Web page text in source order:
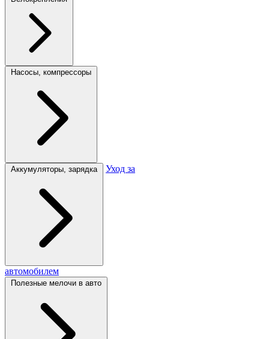
Насосы, компрессоры
Аккумуляторы, зарядка Уход за
автомобилем
Полезные мелочи в авто